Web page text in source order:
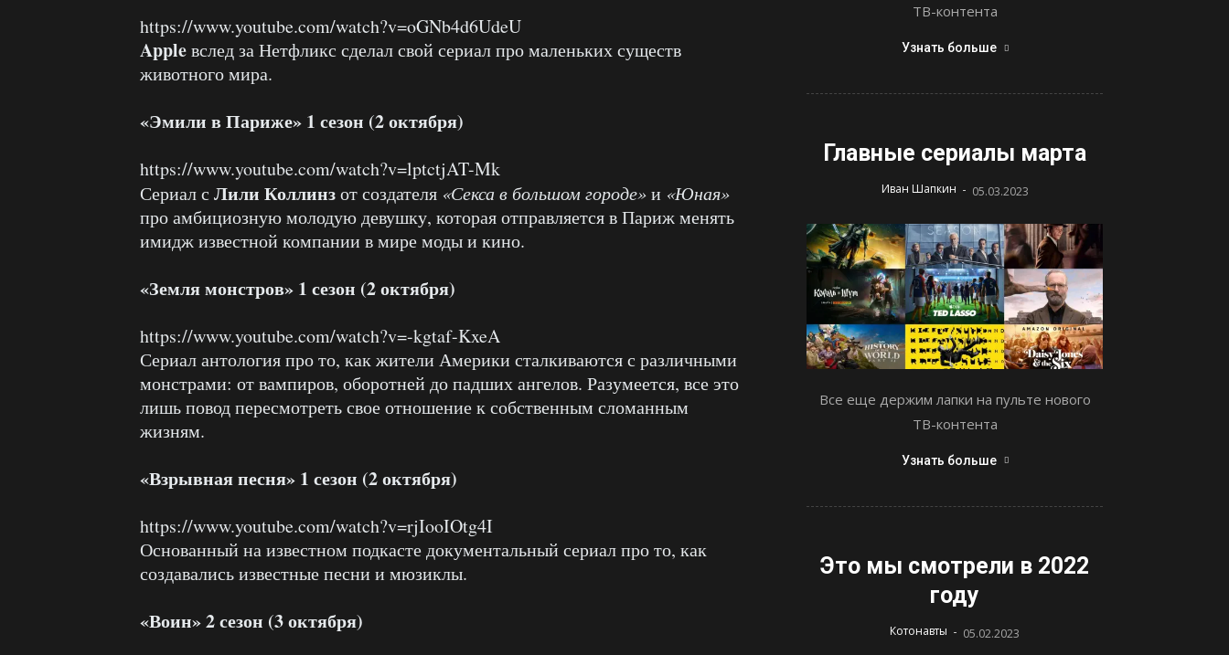
https://www.youtube.com/watch?v=oGNb4d6UdeU
Appleвслед за Нетфликс сделал свой сериал про маленьких существ
животного мира.
«Эмили в Париже» 1 сезон (2 октября)
https://www.youtube.com/watch?v=lptctjAT-Mk
Сериал с Лили Коллинзот создателя «Секса в большом городе»и «Юная»
про амбициозную молодую девушку, которая отправляется в Париж менять
имидж известной компании в мире моды и кино.
«Земля монстров» 1 сезон (2 октября)
https://www.youtube.com/watch?v=-kgtaf-KxeA
Сериал антология про то, как жители Америки сталкиваются с различными
монстрами: от вампиров, оборотней до падших ангелов. Разумеется, все это
лишь повод пересмотреть свое отношение к собственным сломанным
жизням.
«Взрывная песня» 1 сезон (2 октября)
https://www.youtube.com/watch?v=rjIooIOtg4I
Основанный на известном подкасте документальный сериал про то, как
создавались известные песни и мюзиклы.
«Воин» 2 сезон (3 октября)
ТВ-контента
Узнать больше
Главные сериалы марта
Иван Шапкин - 05.03.2023
Все еще держим лапки на пульте нового
ТВ-контента
Узнать больше
Это мы смотрели в 2022
году
Котонавты - 05.02.2023